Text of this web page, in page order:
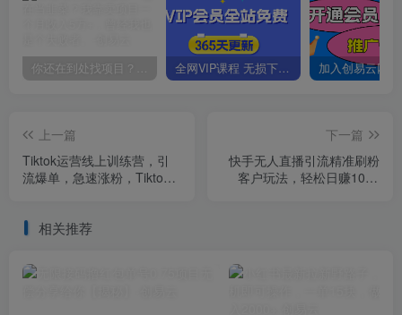
你还在到处找项目？还在当韭菜？我靠卖项目一个月收入5万+，曾经我也是个失败者。 全网VIP课程 无损下载~
上一篇
Tiktok运营线上训练营，引
流爆单，急速涨粉，Tiktok
下一篇
快手无人直播引流精准刷粉
客户玩法，轻松日赚100+
相关推荐